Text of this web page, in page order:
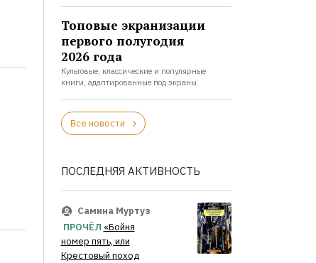
Топовые экранизации
первого полугодия
2026 года
Культовые, классические и популярные
книги, адаптированные под экраны.
Все новости
ПОСЛЕДНЯЯ АКТИВНОСТЬ
Самина Муртуз
ПРОЧЁЛ «Бойня
номер пять, или
Крестовый поход